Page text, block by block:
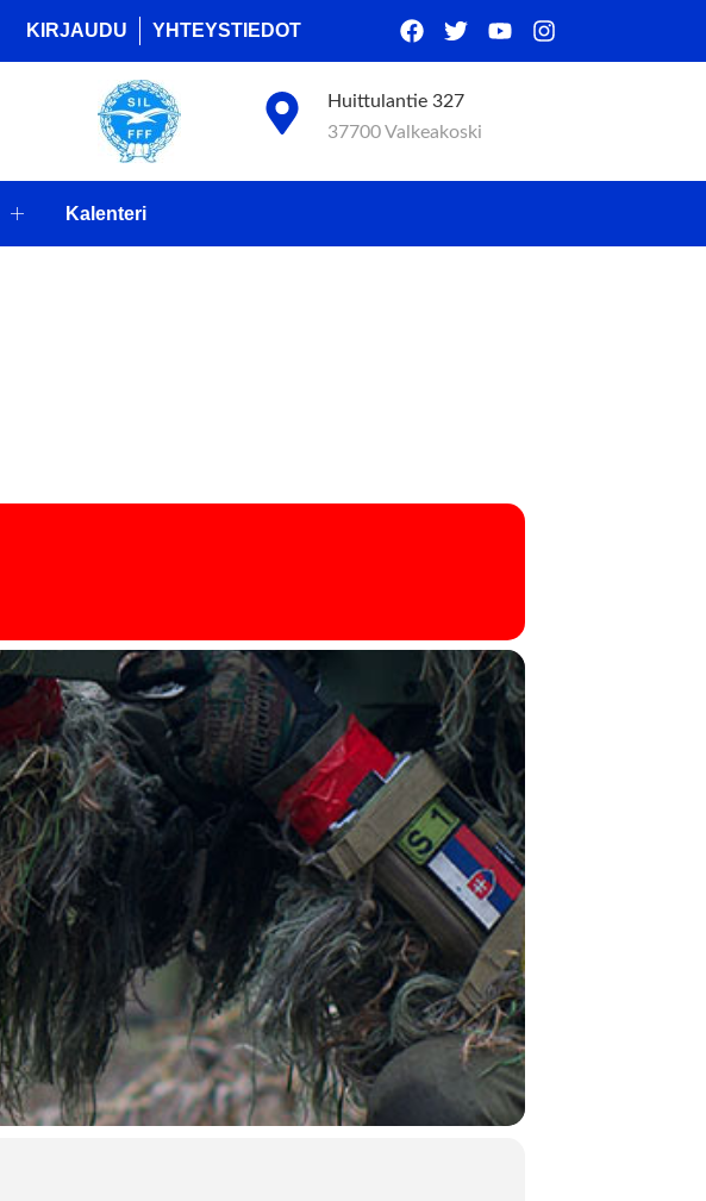
KIRJAUDU YHTEYSTIEDOT
Huittulantie 327
37700 Valkeakoski
Kalenteri